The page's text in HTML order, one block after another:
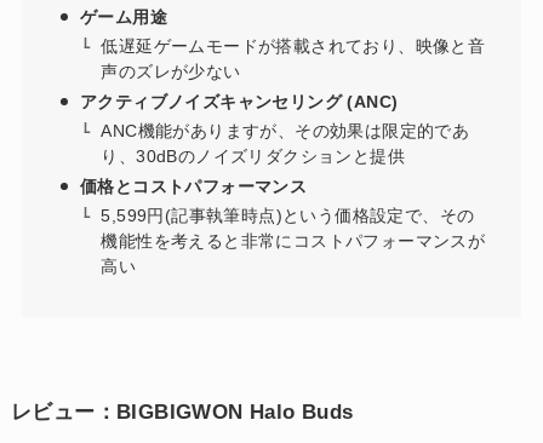
ゲーム用途
低遅延ゲームモードが搭載されており、映像と音
声のズレが少ない
アクティブノイズキャンセリング (ANC)
ANC機能がありますが、その効果は限定的であ
り、30dBのノイズリダクションと提供
価格とコストパフォーマンス
5,599円(記事執筆時点)という価格設定で、その
機能性を考えると非常にコストパフォーマンスが
高い
レビュー：BIGBIGWON Halo Buds